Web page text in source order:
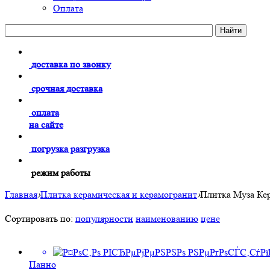
Оплата
доставка по звонку
срочная доставка
оплата
на сайте
погрузка разгрузка
режим работы
Главная›Плитка керамическая и керамогранит›Плитка Муза
Сортировать по: популярности наименованию цене
Панно